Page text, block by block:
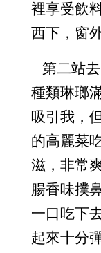
裡享受飲
西下，窗
第二站
種類琳瑯
吸引我，
的高麗菜
滋，非常
腸香味撲
一口吃下
起來十分